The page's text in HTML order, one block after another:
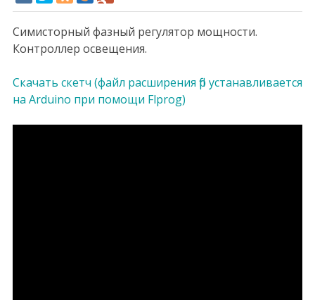
Симисторный фазный регулятор мощности.
Контроллер освещения.
Скачать скетч (файл расширения flp устанавливается
на Arduino при помощи Flprog)